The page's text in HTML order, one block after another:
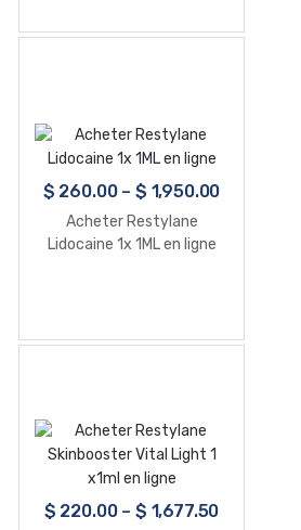
$ 260.00– $ 1,950.00
Acheter Restylane
Lidocaine 1x 1ML en ligne
$ 220.00– $ 1,677.50